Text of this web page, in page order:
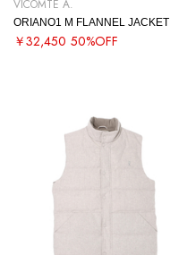
VICOMTE A.
ORIANO1 M FLANNEL JACKET
￥32,450 50%OFF